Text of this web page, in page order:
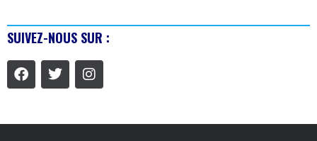
SUIVEZ-NOUS SUR :